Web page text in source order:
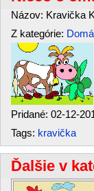
Názov: Kravička
Z kategórie:
Pridané: 02-12-
Tags: kravička
Ďalšie v